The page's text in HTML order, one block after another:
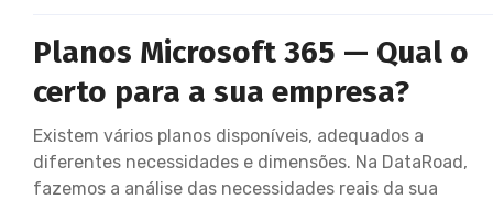
Planos Microsoft 365 — Qual o
certo para a sua empresa?
Existem vários planos disponíveis, adequados a
diferentes necessidades e dimensões. Na DataRoad,
fazemos a análise das necessidades reais da sua